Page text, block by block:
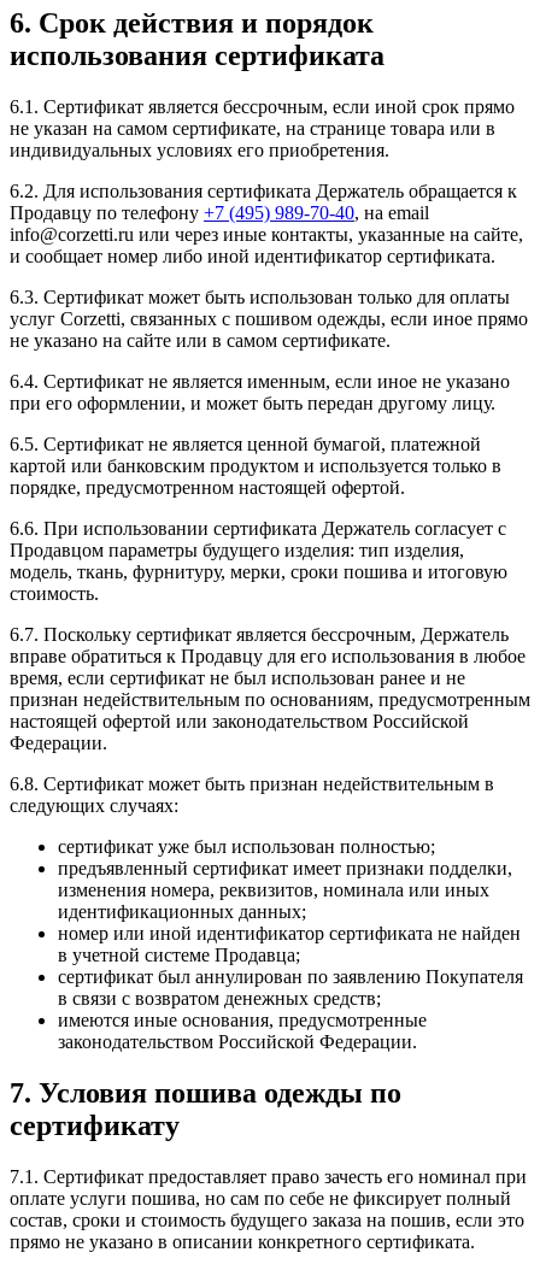
6. Срок действия и порядок
использования сертификата
6.1. Сертификат является бессрочным, если иной срок прямо
не указан на самом сертификате, на странице товара или в
индивидуальных условиях его приобретения.
6.2. Для использования сертификата Держатель обращается к
Продавцу по телефону +7 (495) 989-70-40, на email
info@corzetti.ru или через иные контакты, указанные на сайте,
и сообщает номер либо иной идентификатор сертификата.
6.3. Сертификат может быть использован только для оплаты
услуг Corzetti, связанных с пошивом одежды, если иное прямо
не указано на сайте или в самом сертификате.
6.4. Сертификат не является именным, если иное не указано
при его оформлении, и может быть передан другому лицу.
6.5. Сертификат не является ценной бумагой, платежной
картой или банковским продуктом и используется только в
порядке, предусмотренном настоящей офертой.
6.6. При использовании сертификата Держатель согласует с
Продавцом параметры будущего изделия: тип изделия,
модель, ткань, фурнитуру, мерки, сроки пошива и итоговую
стоимость.
6.7. Поскольку сертификат является бессрочным, Держатель
вправе обратиться к Продавцу для его использования в любое
время, если сертификат не был использован ранее и не
признан недействительным по основаниям, предусмотренным
настоящей офертой или законодательством Российской
Федерации.
6.8. Сертификат может быть признан недействительным в
следующих случаях:
сертификат уже был использован полностью;
предъявленный сертификат имеет признаки подделки,
изменения номера, реквизитов, номинала или иных
идентификационных данных;
номер или иной идентификатор сертификата не найден
в учетной системе Продавца;
сертификат был аннулирован по заявлению Покупателя
в связи с возвратом денежных средств;
имеются иные основания, предусмотренные
законодательством Российской Федерации.
7. Условия пошива одежды по
сертификату
7.1. Сертификат предоставляет право зачесть его номинал при
оплате услуги пошива, но сам по себе не фиксирует полный
состав, сроки и стоимость будущего заказа на пошив, если это
прямо не указано в описании конкретного сертификата.